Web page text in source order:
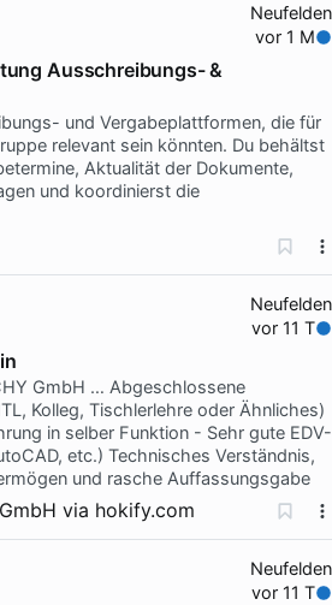
Neufelden
vor 1 M
Ausschreibungs- &
und Vergabeplattformen, die für
relevant sein könnten. Du behältst
Aktualität der Dokumente,
und koordinierst die
Neufelden
vor 11 T
GmbH … Abgeschlossene
Kolleg, Tischlerlehre oder Ähnliches)
in selber Funktion - Sehr gute EDV-
etc.) Technisches Verständnis,
und rasche Auffassungsgabe
via hokify.com
Neufelden
vor 11 T